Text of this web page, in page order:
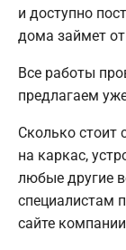
и доступно
дома займет
Все работы
предлагаем
Сколько стоит
на каркас,
любые другие
специалистам
сайте